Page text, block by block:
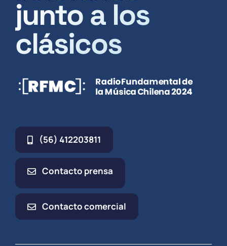
junto a los
clásicos
(56) 412203811
Contacto prensa
Contacto comercial